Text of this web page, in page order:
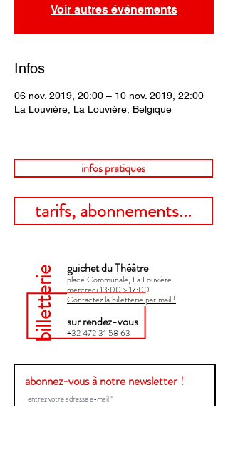
Voir autres événements
Infos
06 nov. 2019, 20:00 – 10 nov. 2019, 22:00
La Louvière, La Louvière, Belgique
infos pratiques
tarifs, abonnements...
billetterie guichet du Théâtre
place Communale, La Louvière
mercredi 13:00 > 17:00​
Contactez la billetterie par mail !
sur rendez-vous
+32 472 31 58 63
abonnez-vous à notre newsletter !